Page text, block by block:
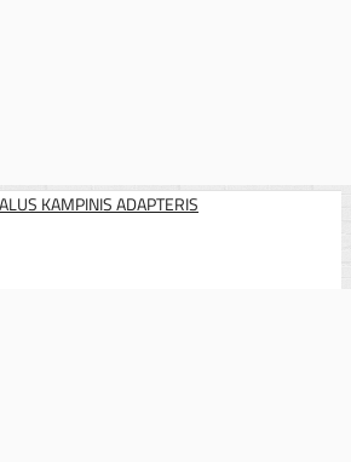
KAMPINIS ADAPTERIS